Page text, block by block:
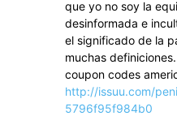
que yo no soy la
desinformada e
el significado de la
muchas definiciones.
coupon codes
http://issuu.com/
5796f95f984b0